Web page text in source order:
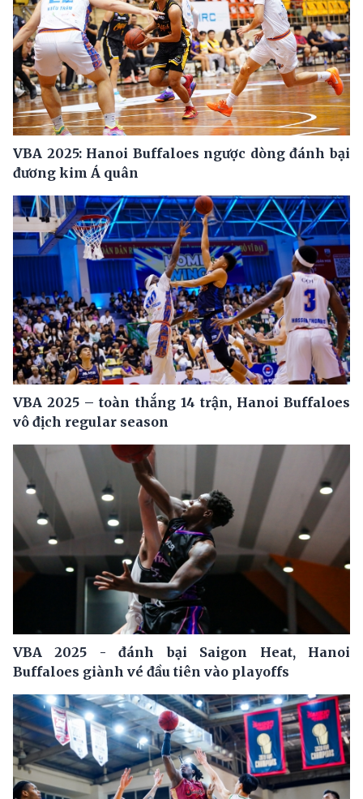
VBA 2025: Hanoi Buffaloes ngược dòng đánh bại
đương kim Á quân
VBA 2025 – toàn thắng 14 trận, Hanoi Buffaloes
vô địch regular season
VBA 2025 - đánh bại Saigon Heat, Hanoi
Buffaloes giành vé đầu tiên vào playoffs